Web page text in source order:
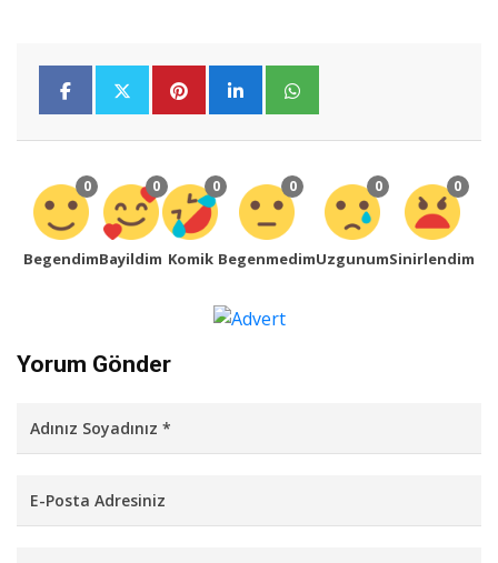
0
Begendim
0
Bayildim
0
Komik
0
Begenmedim
0
Uzgunum
0
Sinirlendim
Yorum Gönder